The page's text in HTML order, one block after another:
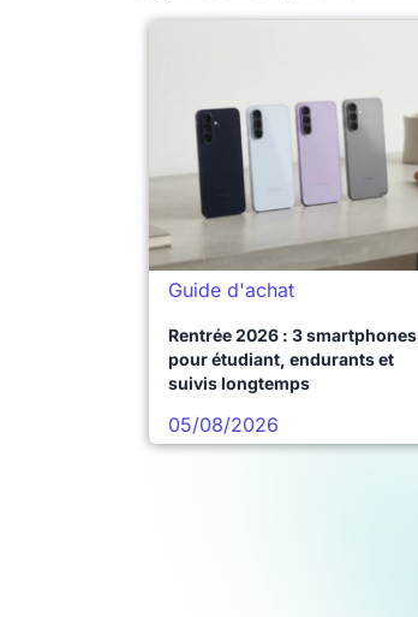
Guide d'achat
Rentrée 2026 : 3 smartphones
pour étudiant, endurants et
suivis longtemps
05/08/2026